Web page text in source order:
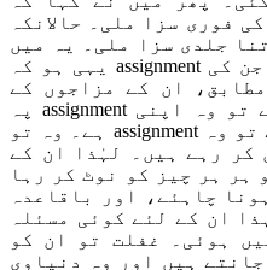
کی فوری سزا ملی۔ حالانکہ
جلدی سزا ملی۔
یہ میں
اس لئے عرض کر رہا ہوں کہ جن کی assignment یہی ہو کہ
ان کے مزاجوں کے
کی طرف لانا ہے تو وہ اپنی assignment پہ
کام کر رہے ہیں۔ ان کے لئے تو وہ assignment ہے۔ وہ تو
کر رہے ہیں
لہٰذا
ان کے
ہر ہر چیز کو نوٹ کر رہا
چاہئے، اور
باقاعدہ
ان کے لئے کوئی مسئلہ
ہوئی۔ غفلت تو ان کو
ہیں اور وہ دنیاوی